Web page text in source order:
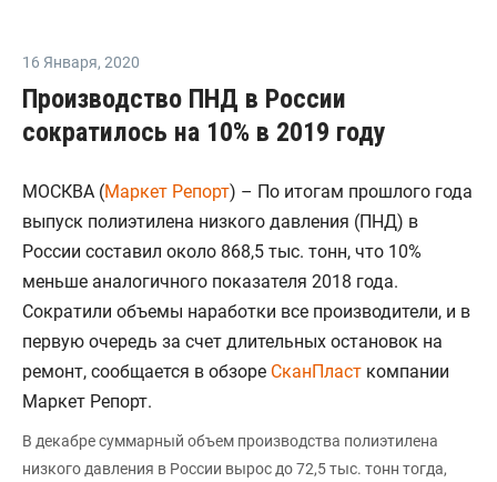
16 Января, 2020
Производство ПНД в России
сократилось на 10% в 2019 году
МОСКВА (Маркет Репорт) – По итогам прошлого года
выпуск полиэтилена низкого давления (ПНД) в
России составил около 868,5 тыс. тонн, что 10%
меньше аналогичного показателя 2018 года.
Сократили объемы наработки все производители, и в
первую очередь за счет длительных остановок на
ремонт, сообщается в обзоре СканПласт компании
Маркет Репорт.
В декабре суммарный объем производства полиэтилена
низкого давления в России вырос до 72,5 тыс. тонн тогда,